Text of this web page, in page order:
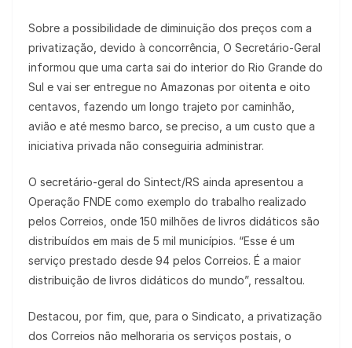
Sobre a possibilidade de diminuição dos preços com a
privatização, devido à concorrência, O Secretário-Geral
informou que uma carta sai do interior do Rio Grande do
Sul e vai ser entregue no Amazonas por oitenta e oito
centavos, fazendo um longo trajeto por caminhão,
avião e até mesmo barco, se preciso, a um custo que a
iniciativa privada não conseguiria administrar.
O secretário-geral do Sintect/RS ainda apresentou a
Operação FNDE como exemplo do trabalho realizado
pelos Correios, onde 150 milhões de livros didáticos são
distribuídos em mais de 5 mil municípios. “Esse é um
serviço prestado desde 94 pelos Correios. É a maior
distribuição de livros didáticos do mundo”, ressaltou.
Destacou, por fim, que, para o Sindicato, a privatização
dos Correios não melhoraria os serviços postais, o